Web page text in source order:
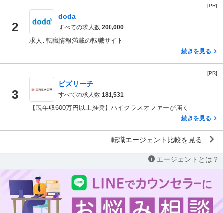
[PR]
2
doda
すべての求人数 200,000
求人､転職情報満載の転職サイト
続きを見る
[PR]
3
ビズリーチ
すべての求人数 181,531
【現年収600万円以上推奨】ハイクラスオファーが届く
続きを見る
転職エージェント比較を見る
エージェントとは？